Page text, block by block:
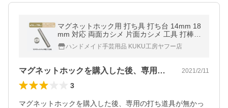
マグネットホック用 打ち具 打ち台 14mm 18
mm 対応 両面カシメ 片面カシメ 工具 打棒
手芸ハンドメイド手芸用品 KUKU工房ヤフー店
マグネットホックを購入した後、専用の打… 2021/2/11
3
マグネットホックを購入した後、専用の打ち道具が無かっ